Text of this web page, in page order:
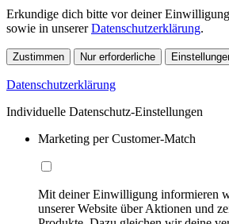
Erkundige dich bitte vor deiner
sowie in unsererDatenschutzerklärung.
Zustimmen Nur erforderliche
Datenschutzerklärung
Individuelle Datenschutz-Einstellungen
Marketing per Customer-Match
Mit deiner Einwilligung informieren
unserer Website über Aktionen und